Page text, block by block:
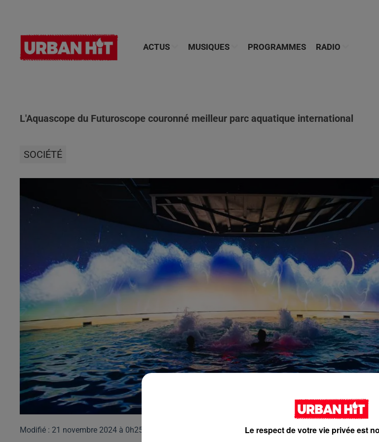
ACTUS MUSIQUES PROGRAMMES RADIO
L'Aquascope du Futuroscope couronné meilleur parc aquatique international
SOCIÉTÉ
Modifié : 21 novembre 2024 à 0h25 Le respect de votre vie privée est